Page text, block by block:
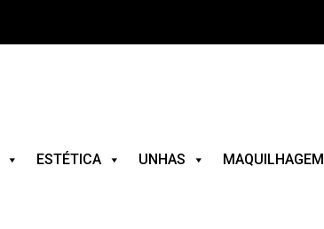
ESTÉTICA UNHAS MAQUILHAGEM